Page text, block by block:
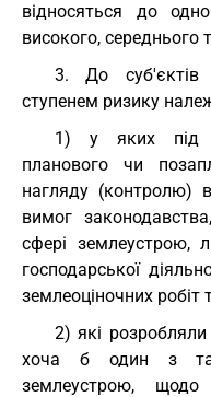
відносяться до
високого, середнього
3. До суб'єктів
ступенем ризику
1) у яких під
планового чи
нагляду (контролю)
вимог
сфері землеустрою,
господарської
землеоціночних робіт
2) які
хоча б один з
землеустрою, щодо